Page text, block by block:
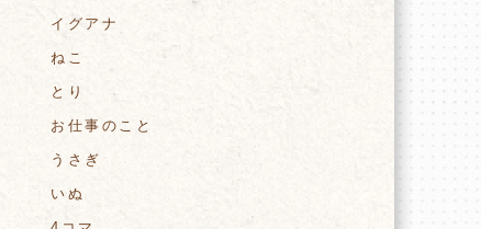
イグアナ
ねこ
とり
お仕事のこと
うさぎ
いぬ